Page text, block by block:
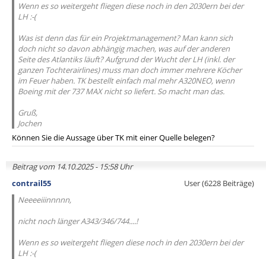
Wenn es so weitergeht fliegen diese noch in den 2030ern bei der
LH :-(
Was ist denn das für ein Projektmanagement? Man kann sich
doch nicht so davon abhängig machen, was auf der anderen
Seite des Atlantiks läuft? Aufgrund der Wucht der LH (inkl. der
ganzen Tochterairlines) muss man doch immer mehrere Köcher
im Feuer haben. TK bestellt einfach mal mehr A320NEO, wenn
Boeing mit der 737 MAX nicht so liefert. So macht man das.
Gruß,
Jochen
Können Sie die Aussage über TK mit einer Quelle belegen?
Beitrag vom 14.10.2025 - 15:58 Uhr
contrail55
User (6228 Beiträge)
Neeeeiiinnnnn,
nicht noch länger A343/346/744....!
Wenn es so weitergeht fliegen diese noch in den 2030ern bei der
LH :-(